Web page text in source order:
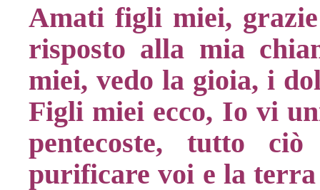
Amati figli miei,
risposto alla mia
miei, vedo la gioia, i
Figli miei ecco, Io vi
pentecoste, tutto
purificare voi e la